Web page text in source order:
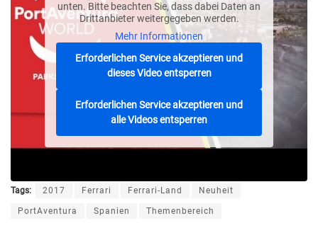
unten. Bitte beachten Sie, dass dabei Daten an
Drittanbieter weitergegeben werden.
Mehr Informationen
Erforderlichen Service akzeptieren und
dieses Video entsperren
Erforderlichen Service akzeptieren und
alle Videos entsperren
Tags: 2017 Ferrari Ferrari-Land Neuheit
PortAventura Spanien Themenbereich